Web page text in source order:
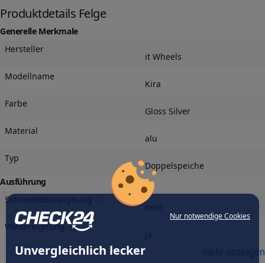
Nur notwendige Cookies
Unvergleichlich lecker
Produktdetails Felge
Generelle Merkmale
Hersteller
it Wheels
Modellname
Kira
Farbe
Gloss Silver
Material
alu
Typ
Doppelspeiche
Ausführung
Schneeketteneignung
Wintereignung
Herstellungsverfahren
mehr anzeigen